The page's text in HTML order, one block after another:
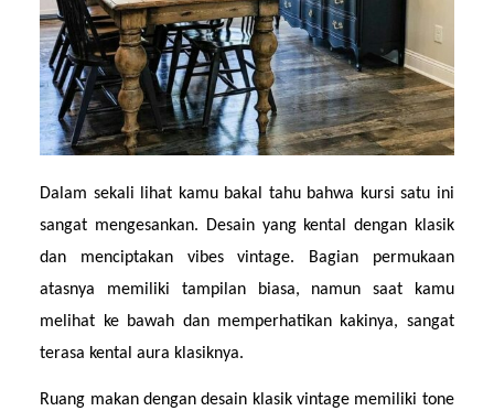
Dalam sekali lihat kamu bakal tahu bahwa kursi satu ini
sangat mengesankan. Desain yang kental dengan klasik
dan menciptakan vibes vintage. Bagian permukaan
atasnya memiliki tampilan biasa, namun saat kamu
melihat ke bawah dan memperhatikan kakinya, sangat
terasa kental aura klasiknya.
Ruang makan dengan desain klasik vintage memiliki tone